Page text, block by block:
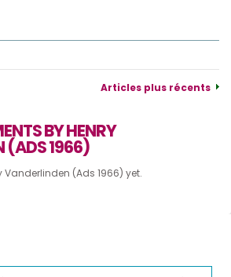
Articles plus récents
BY HENRY
(ADS 1966)
Vanderlinden (Ads 1966) yet.